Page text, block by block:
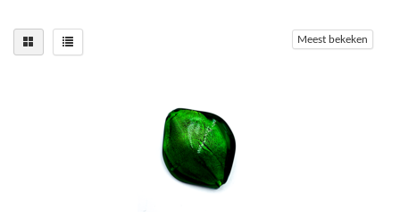
Meest bekeken